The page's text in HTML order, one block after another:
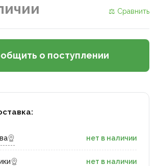
⚖ Сравнить
о поступлении
нет в наличии
нет в наличии